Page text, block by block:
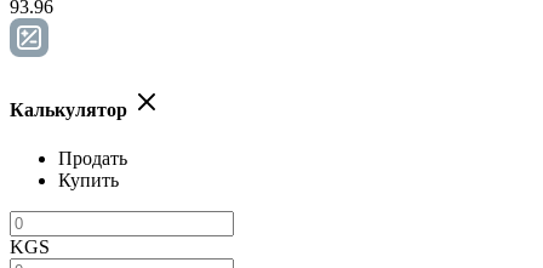
93.96
Калькулятор
Продать
Купить
KGS